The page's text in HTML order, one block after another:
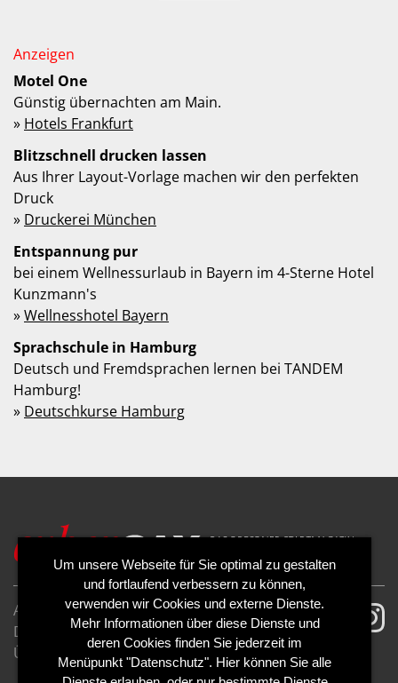
Motel One
Günstig übernachten am Main.
» Hotels Frankfurt
Blitzschnell drucken lassen
Aus Ihrer Layout-Vorlage machen wir den perfekten
Druck
» Druckerei München
Entspannung pur
bei einem Wellnessurlaub in Bayern im 4-Sterne Hotel
Kunzmann's
»Wellnesshotel Bayern
Sprachschule in Hamburg
Deutsch und Fremdsprachen lernen bei TANDEM
Hamburg!
» Deutschkurse Hamburg
AGB
Impressum
Datenschutzerklärung
Cookies
Über uns
Kontakt
Mediadaten
Abo kündigen
Abo widerrufen
Um unsere Webseite für Sie optimal zu gestalten
und fortlaufend verbessern zu können,
verwenden wir Cookies und externe Dienste.
Mehr Informationen über diese Dienste und
deren Cookies finden Sie jederzeit im
Menüpunkt "Datenschutz". Hier können Sie alle